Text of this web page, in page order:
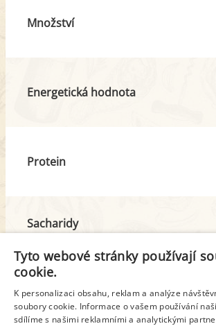
Množství
Energetická hodnota
Protein
Sacharidy
Tuk
z toho nas. mastné kyseliny
Tyto webové stránky používají
cookie.
K personalizaci obsahu, reklam a analýze
soubory cookie. Informace o vašem používání
sdílíme s našimi reklamními a analytickými